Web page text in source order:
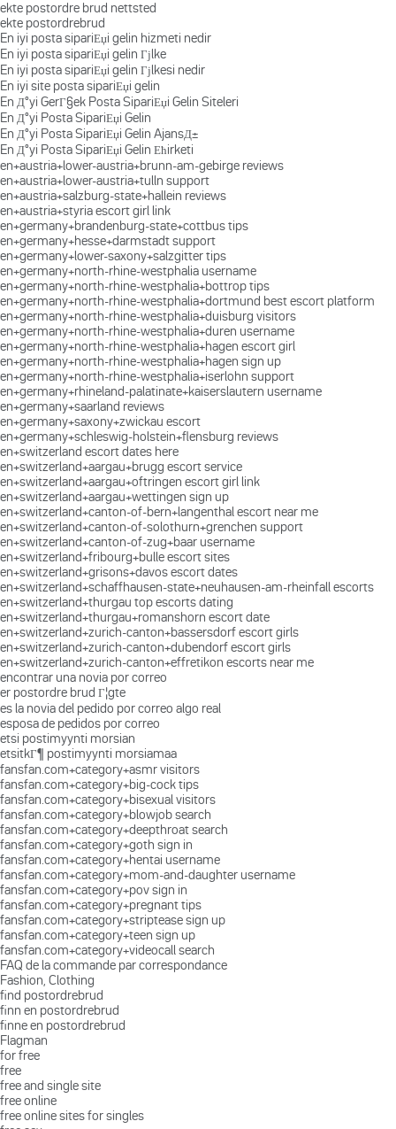
ekte postordre brud nettsted
ekte postordrebrud
En iyi posta sipariЕџi gelin hizmeti nedir
En iyi posta sipariЕџi gelin Гјlke
En iyi posta sipariЕџi gelin Гјlkesi nedir
En iyi site posta sipariЕџi gelin
En Д°yi GerГ§ek Posta SipariЕџi Gelin Siteleri
En Д°yi Posta SipariЕџi Gelin
En Д°yi Posta SipariЕџi Gelin AjansД±
En Д°yi Posta SipariЕџi Gelin Ећirketi
en+austria+lower-austria+brunn-am-gebirge reviews
en+austria+lower-austria+tulln support
en+austria+salzburg-state+hallein reviews
en+austria+styria escort girl link
en+germany+brandenburg-state+cottbus tips
en+germany+hesse+darmstadt support
en+germany+lower-saxony+salzgitter tips
en+germany+north-rhine-westphalia username
en+germany+north-rhine-westphalia+bottrop tips
en+germany+north-rhine-westphalia+dortmund best escort platform
en+germany+north-rhine-westphalia+duisburg visitors
en+germany+north-rhine-westphalia+duren username
en+germany+north-rhine-westphalia+hagen escort girl
en+germany+north-rhine-westphalia+hagen sign up
en+germany+north-rhine-westphalia+iserlohn support
en+germany+rhineland-palatinate+kaiserslautern username
en+germany+saarland reviews
en+germany+saxony+zwickau escort
en+germany+schleswig-holstein+flensburg reviews
en+switzerland escort dates here
en+switzerland+aargau+brugg escort service
en+switzerland+aargau+oftringen escort girl link
en+switzerland+aargau+wettingen sign up
en+switzerland+canton-of-bern+langenthal escort near me
en+switzerland+canton-of-solothurn+grenchen support
en+switzerland+canton-of-zug+baar username
en+switzerland+fribourg+bulle escort sites
en+switzerland+grisons+davos escort dates
en+switzerland+schaffhausen-state+neuhausen-am-rheinfall escorts
en+switzerland+thurgau top escorts dating
en+switzerland+thurgau+romanshorn escort date
en+switzerland+zurich-canton+bassersdorf escort girls
en+switzerland+zurich-canton+dubendorf escort girls
en+switzerland+zurich-canton+effretikon escorts near me
encontrar una novia por correo
er postordre brud Г¦gte
es la novia del pedido por correo algo real
esposa de pedidos por correo
etsi postimyynti morsian
etsitkГ¶ postimyynti morsiamaa
fansfan.com+category+asmr visitors
fansfan.com+category+big-cock tips
fansfan.com+category+bisexual visitors
fansfan.com+category+blowjob search
fansfan.com+category+deepthroat search
fansfan.com+category+goth sign in
fansfan.com+category+hentai username
fansfan.com+category+mom-and-daughter username
fansfan.com+category+pov sign in
fansfan.com+category+pregnant tips
fansfan.com+category+striptease sign up
fansfan.com+category+teen sign up
fansfan.com+category+videocall search
FAQ de la commande par correspondance
Fashion, Clothing
find postordrebrud
finn en postordrebrud
finne en postordrebrud
Flagman
for free
free
free and single site
free online
free online sites for singles